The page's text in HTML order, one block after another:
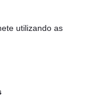
utilizando as